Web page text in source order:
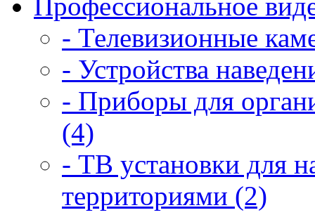
- Телевизионные
- Устройства
- Приборы для
(4)
- ТВ установки для
территориями (2)